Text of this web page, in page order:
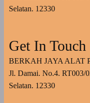
Selatan. 12330
Get In Touch
BERKAH JAYA ALAT
Jl. Damai. No.4. RT003/
Selatan. 12330